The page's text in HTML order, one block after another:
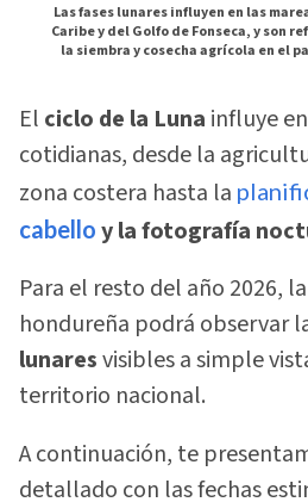
Las fases lunares influyen en las
Caribe y del Golfo de Fonseca, y son
la siembra y cosecha agrícola en el
El ciclo de la Luna influye
cotidianas, desde la
zona costera hasta la
cabello y la fotografía
Para el resto del año 2026,
hondureña podrá observar
lunaresvisibles a simple
territorio nacional.
A continuación, te
detallado con las fechas